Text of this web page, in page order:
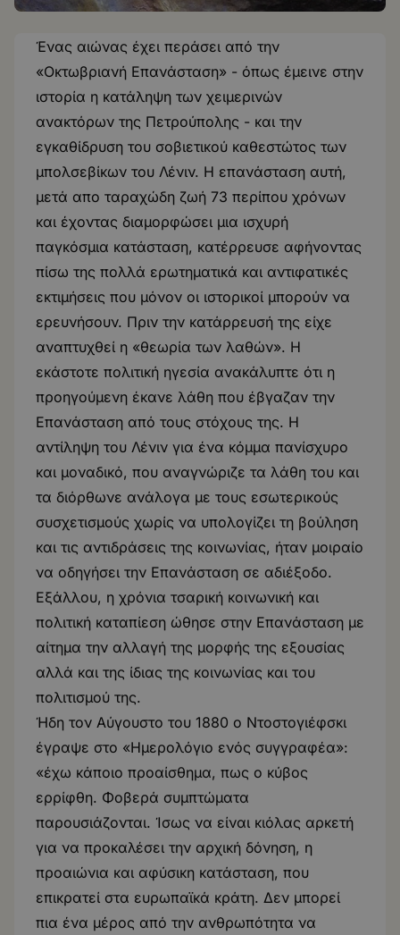
Ένας αιώνας έχει περάσει από την
«Οκτωβριανή Επανάσταση» - όπως έμεινε στην
ιστορία η κατάληψη των χειμερινών
ανακτόρων της Πετρούπολης - και την
εγκαθίδρυση του σοβιετικού καθεστώτος των
μπολσεβίκων του Λένιν. Η επανάσταση αυτή,
μετά απο ταραχώδη ζωή 73 περίπου χρόνων
και έχοντας διαμορφώσει μια ισχυρή
παγκόσμια κατάσταση, κατέρρευσε αφήνοντας
πίσω της πολλά ερωτηματικά και αντιφατικές
εκτιμήσεις που μόνον οι ιστορικοί μπορούν να
ερευνήσουν. Πριν την κατάρρευσή της είχε
αναπτυχθεί η «θεωρία των λαθών». Η
εκάστοτε πολιτική ηγεσία ανακάλυπτε ότι η
προηγούμενη έκανε λάθη που έβγαζαν την
Επανάσταση από τους στόχους της. Η
αντίληψη του Λένιν για ένα κόμμα πανίσχυρο
και μοναδικό, που αναγνώριζε τα λάθη του και
τα διόρθωνε ανάλογα με τους εσωτερικούς
συσχετισμούς χωρίς να υπολογίζει τη βούληση
και τις αντιδράσεις της κοινωνίας, ήταν μοιραίο
να οδηγήσει την Επανάσταση σε αδιέξοδο.
Εξάλλου, η χρόνια τσαρική κοινωνική και
πολιτική καταπίεση ώθησε στην Επανάσταση με
αίτημα την αλλαγή της μορφής της εξουσίας
αλλά και της ίδιας της κοινωνίας και του
πολιτισμού της.
Ήδη τον Αύγουστο του 1880 ο Ντοστογιέφσκι
έγραψε στο «Ημερολόγιο ενός συγγραφέα»:
«έχω κάποιο προαίσθημα, πως ο κύβος
ερρίφθη. Φοβερά συμπτώματα
παρουσιάζονται. Ίσως να είναι κιόλας αρκετή
για να προκαλέσει την αρχική δόνηση, η
προαιώνια και αφύσικη κατάσταση, που
επικρατεί στα ευρωπαϊκά κράτη. Δεν μπορεί
πια ένα μέρος από την ανθρωπότητα να